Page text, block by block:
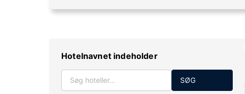
Hotelnavnet indeholder
SØG